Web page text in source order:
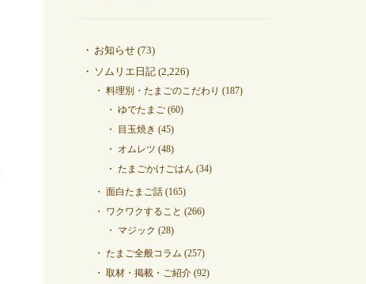
お知らせ (73)
ソムリエ日記 (2,226)
料理別・たまごのこだわり (187)
ゆでたまご (60)
目玉焼き (45)
オムレツ (48)
たまごかけごはん (34)
面白たまご話 (165)
ワクワクすること (266)
マジック (28)
たまご全般コラム (257)
取材・掲載・ご紹介 (92)